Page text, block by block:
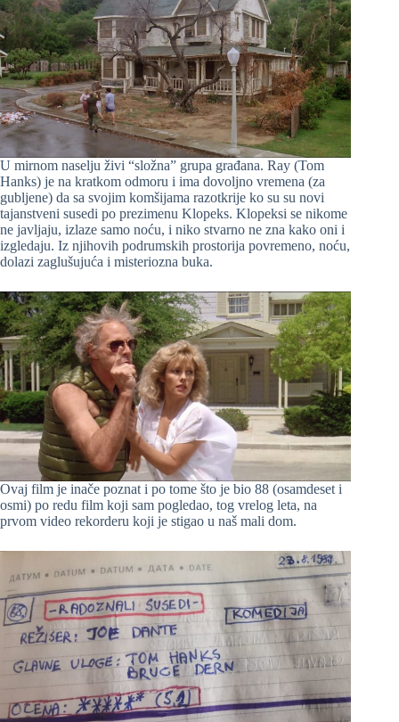
U mirnom naselju živi “složna” grupa građana. Ray (Tom
Hanks) je na kratkom odmoru i ima dovoljno vremena (za
gubljene) da sa svojim komšijama razotkrije ko su su novi
tajanstveni susedi po prezimenu Klopeks. Klopeksi se nikome
ne javljaju, izlaze samo noću, i niko stvarno ne zna kako oni i
izgledaju. Iz njihovih podrumskih prostorija povremeno, noću,
dolazi zaglušujuća i misteriozna buka.
Ovaj film je inače poznat i po tome što je bio 88 (osamdeset i
osmi) po redu film koji sam pogledao, tog vrelog leta, na
prvom video rekorderu koji je stigao u naš mali dom.